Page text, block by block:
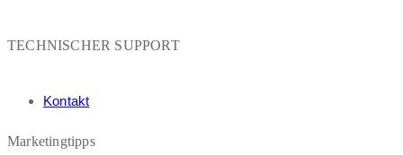
TECHNISCHER SUPPORT
Kontakt
Marketingtipps